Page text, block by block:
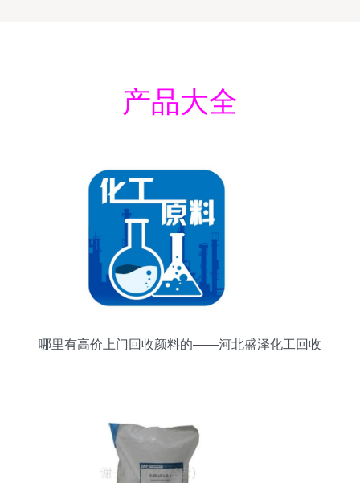
产品大全
哪里有高价上门回收颜料的——河北盛泽化工回收